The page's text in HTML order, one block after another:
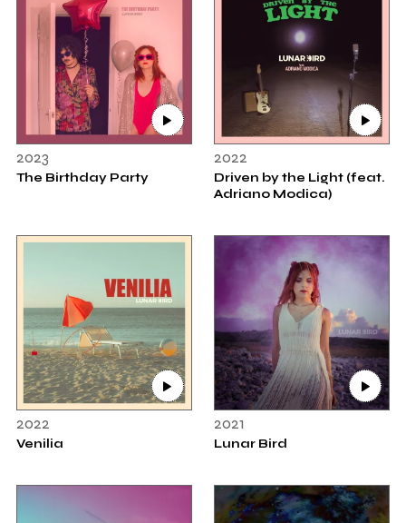
2023
The Birthday Party
2022
Driven by the Light (feat.
Adriano Modica)
2022
Venilia
2021
Lunar Bird